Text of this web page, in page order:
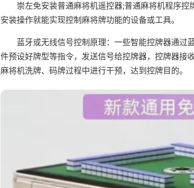
崇左免安装普通麻将机遥控器;普通麻将机程序
安装操作就能实现控制麻将牌功能的设备或工具。
蓝牙或无线信号控制原理：一些智能控牌器通过
件预设好牌型等指令，发送信号给控牌器，控牌器接
麻将机洗牌、码牌过程中进行干预，达到控牌目的。